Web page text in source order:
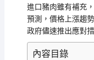
進口豬肉雖有補充
預測，價格上漲趨
政府儘速推出應對
內容目錄